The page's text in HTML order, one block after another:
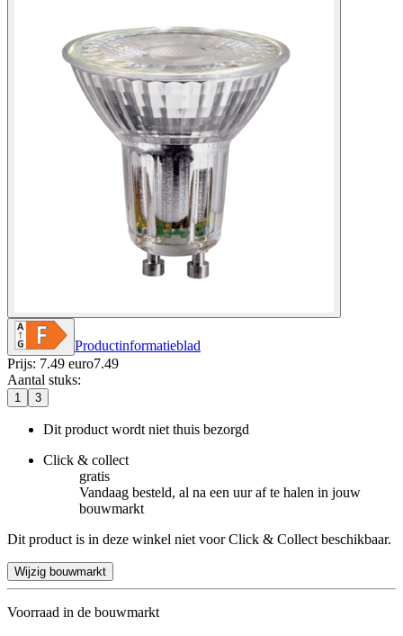
Productinformatieblad
Prijs: 7.49 euro7.49
Aantal stuks:
1 3
Dit product wordt niet thuis bezorgd
Click & collect
gratis
Vandaag besteld, al na een uur af te halen in jouw
bouwmarkt
Dit product is in deze winkel niet voor Click & Collect beschikbaar.
Wijzig bouwmarkt
Voorraad in de bouwmarkt